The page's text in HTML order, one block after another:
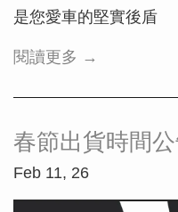
是您愛車的堅實後盾
閱讀更多 →
春節出貨時間
Feb 11, 26